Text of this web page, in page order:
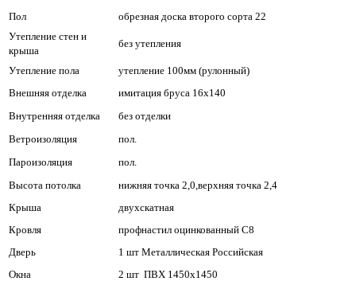
Пол
обрезная доска второго сорта 22
Утепление стен и
крыша
без утепления
Утепление пола
утепление 100мм (рулонный)
Внешняя отделка
имитация бруса 16х140
Внутренняя отделка
без отделки
Ветроизоляция
пол.
Пароизоляция
пол.
Высота потолка
нижняя точка 2,0,верхняя точка 2,4
Крыша
двухскатная
Кровля
профнастил оцинкованный С8
Дверь
1 шт Металлическая Российская
Окна
2 шт ПВХ 1450х1450